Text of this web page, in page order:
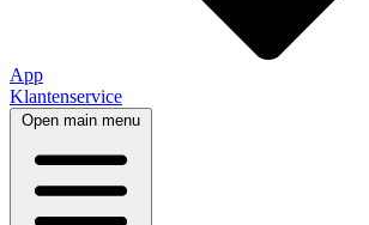
App
Klantenservice
Open main menu